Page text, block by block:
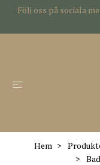
Följ oss på sociala
Hem